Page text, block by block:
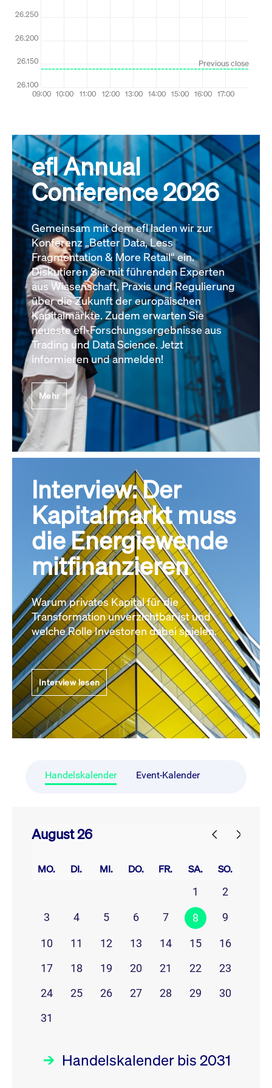
efl Annual
Conference 2026
Gemeinsam mit dem efl laden wir zur
Konferenz „Better Data, Less
Fragmentation & More Retail“ ein.
Diskutieren Sie mit führenden Experten
aus Wissenschaft, Praxis und Regulierung
über die Zukunft der europäischen
Kapitalmärkte. Zudem erwarten Sie
neueste efl-Forschungsergebnisse aus
Trading und Data Science. Jetzt
informieren und anmelden!
Mehr
Interview: Der
Kapitalmarkt muss
die Energiewende
mitfinanzieren
Warum privates Kapital für die
Transformation unverzichtbar ist und
welche Rolle Investoren dabei spielen.
Interview lesen
Handelskalender Event-Kalender
August 26
MO. DI. MI. DO. FR. SA. SO.
1
2
3
4 5 6 7 8 9
10 11 12 13 14 15
16
17
18 19 20 21 22
23
24
25 26 27 28 29
30
31
Handelskalender bis 2031